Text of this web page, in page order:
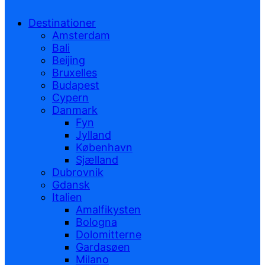
Destinationer
Amsterdam
Bali
Beijing
Bruxelles
Budapest
Cypern
Danmark
Fyn
Jylland
København
Sjælland
Dubrovnik
Gdansk
Italien
Amalfikysten
Bologna
Dolomitterne
Gardasøen
Milano